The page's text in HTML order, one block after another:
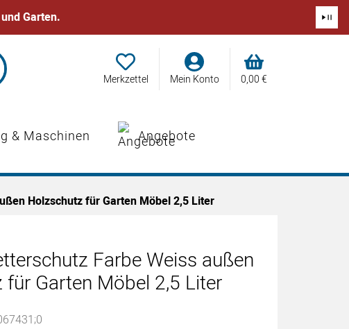
Garten.
Merkzettel Mein Konto 0,00€
& Maschinen Angebote
Holzschutz für Garten Möbel 2,5 Liter
Farbe Weiss außen
Garten Möbel 2,5 Liter
abgegeben